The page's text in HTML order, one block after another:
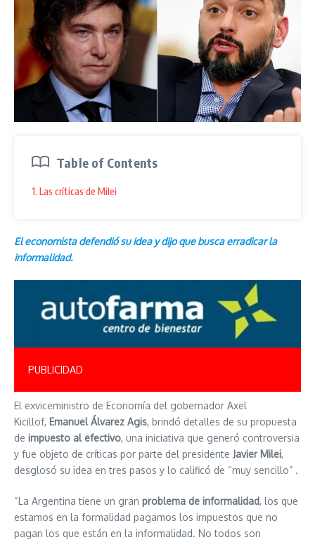
Table of Contents
1. Las críticas de Milei
El economista defendió su idea y dijo que busca erradicar la
informalidad.
PUBLICIDAD
El exviceministro de Economía del gobernador Axel
Kicillof, Emanuel Álvarez Agis, brindó detalles de su propuesta
de impuesto al efectivo, una iniciativa que generó controversia
y fue objeto de críticas por parte del presidente Javier Milei,
desglosó su idea en tres pasos y lo calificó de “muy sencillo” .
“La Argentina tiene un gran problema de informalidad, los que
estamos en la formalidad pagamos los impuestos que no
pagan los que están en la informalidad. No todos son